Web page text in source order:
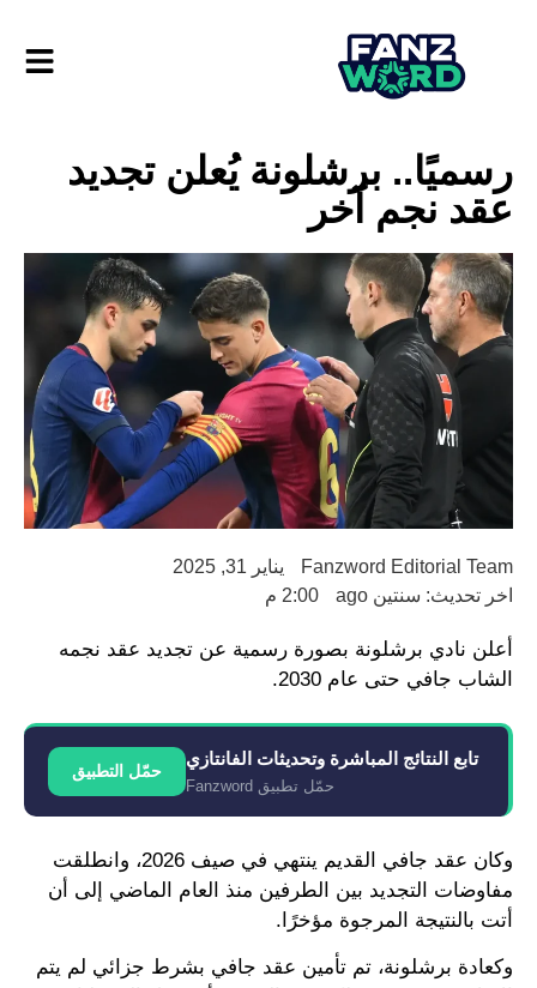
رسميًا.. برشلونة يُعلن تجديد
عقد نجم آخر
Fanzword Editorial Team
يناير 31, 2025
اخر تحديث: سنتين ago
2:00 م
أعلن نادي برشلونة بصورة رسمية عن تجديد عقد نجمه
الشاب جافي حتى عام 2030.
تابع النتائج المباشرة وتحديثات الفانتازي
حمّل تطبيق Fanzword
حمّل التطبيق
وكان عقد جافي القديم ينتهي في صيف 2026، وانطلقت
مفاوضات التجديد بين الطرفين منذ العام الماضي إلى أن
أتت بالنتيجة المرجوة مؤخرًا.
وكعادة برشلونة، تم تأمين عقد جافي بشرط جزائي لم يتم